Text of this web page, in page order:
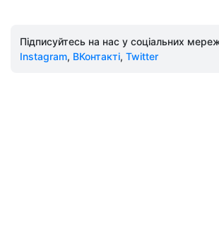
Підписуйтесь на нас у соціальних
Instagram, ВКонтакті, Twitter